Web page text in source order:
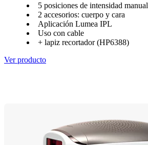
5 posiciones de intensidad manual
2 accesorios: cuerpo y cara
Aplicación Lumea IPL
Uso con cable
+ lapiz recortador (HP6388)
Ver producto